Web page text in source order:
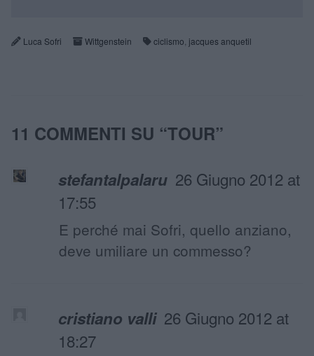
Luca Sofri Wittgenstein ciclismo jacques anquetil
11 COMMENTI SU “TOUR”
stefantalpalaru 26 Giugno 2012 at
17:55
E perché mai Sofri, quello anziano,
deve umiliare un commesso?
cristiano valli 26 Giugno 2012 at
18:27